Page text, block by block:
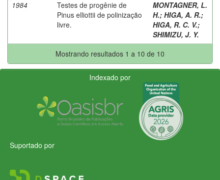
1984
Testes de progênie de
Pinus elliottii de polinização
livre.
MONTAGNER, L.
H.; HIGA, A. R.;
HIGA, R. C. V.;
SHIMIZU, J. Y.
Mostrando resultados 1 a 10 de 10
Indexado por
Suportado por